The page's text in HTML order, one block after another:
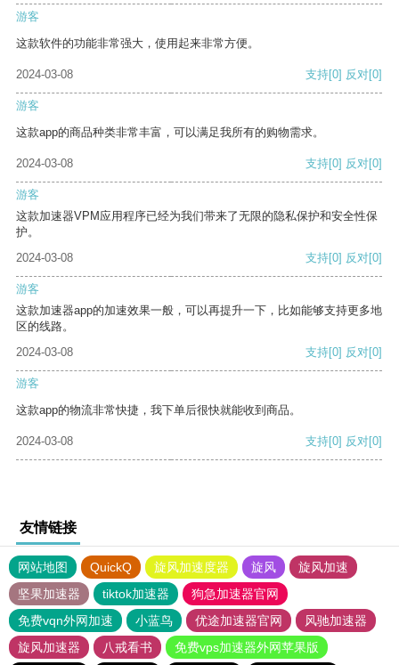
游客
这款软件的功能非常强大，使用起来非常方便。
2024-03-08 支持[0] 反对[0]
游客
这款app的商品种类非常丰富，可以满足我所有的购物需求。
2024-03-08 支持[0] 反对[0]
游客
这款加速器VPM应用程序已经为我们带来了无限的隐私保护和安全性保
护。
2024-03-08
支持[0] 反对[0]
游客
这款加速器app的加速效果一般，可以再提升一下，比如能够支持更多地
区的线路。
2024-03-08
支持[0] 反对[0]
游客
这款app的物流非常快捷，我下单后很快就能收到商品。
2024-03-08 支持[0] 反对[0]
友情链接
网站地图 QuickQ 旋风加速度器 旋风
旋风加速
坚果加速器
tiktok加速器
狗急加速器官网
免费vqn外网加速
小蓝鸟 优途加速器官网
风驰加速器
旋风加速器
八戒看书 免费vps加速器外网苹果版